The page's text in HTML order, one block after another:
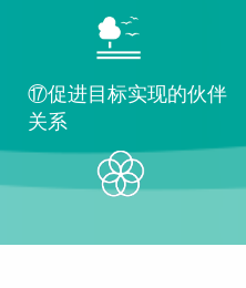
⑰促进目标实现的伙伴
关系